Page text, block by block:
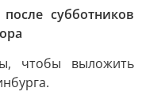
субботников
чтобы выложить